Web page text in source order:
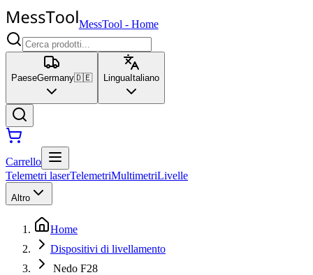
MessTool - Home
PaeseGermany🇩🇪 LinguaItaliano
Carrello
Telemetri laserTelemetriMultimetriLivelle
Altro
Home
Dispositivi di livellamento
Nedo F28